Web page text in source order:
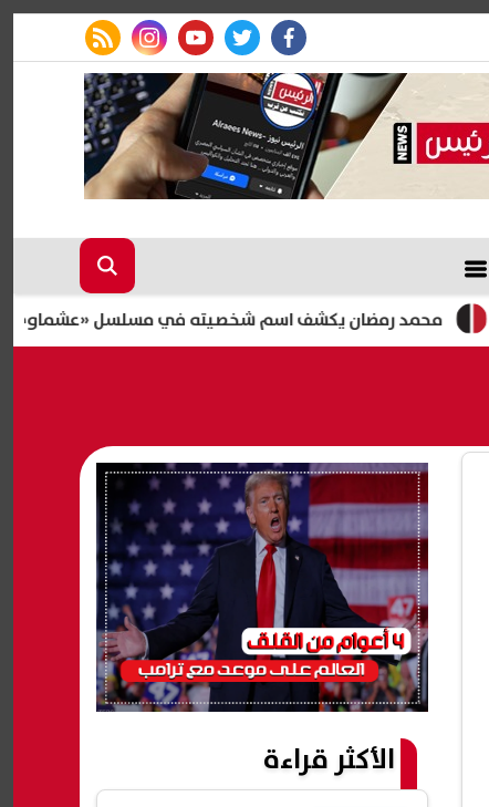
facebook
twitter
youtube
instagram
rss feed
محمد رمضان يكشف اسم شخصيته في مسلسل «عشماوي» المقرر
الأكثر قراءة